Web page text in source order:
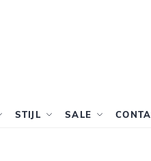
STIJL SALE